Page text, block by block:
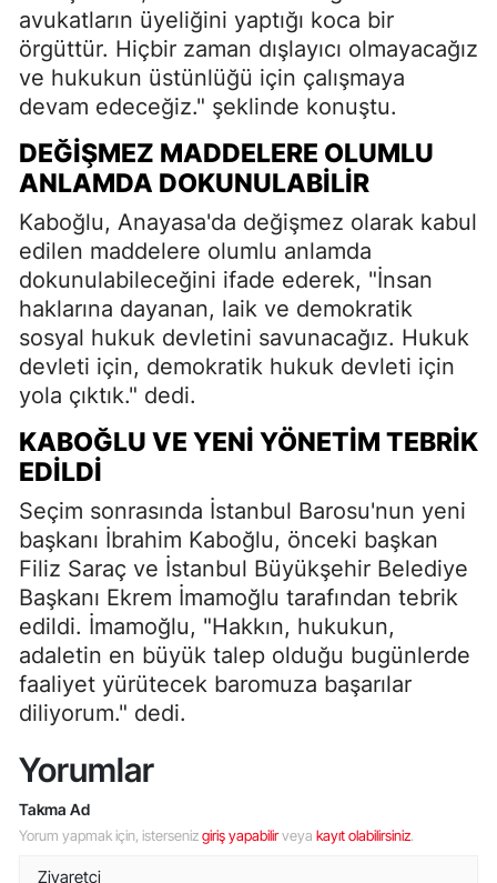
avukatların üyeliğini yaptığı koca bir
örgüttür. Hiçbir zaman dışlayıcı olmayacağız
ve hukukun üstünlüğü için çalışmaya
devam edeceğiz." şeklinde konuştu.
DEĞIŞMEZ MADDELERE OLUMLU
ANLAMDA DOKUNULABILIR
Kaboğlu, Anayasa'da değişmez olarak kabul
edilen maddelere olumlu anlamda
dokunulabileceğini ifade ederek, "İnsan
haklarına dayanan, laik ve demokratik
sosyal hukuk devletini savunacağız. Hukuk
devleti için, demokratik hukuk devleti için
yola çıktık." dedi.
KABOĞLU VE YENI YÖNETIM TEBRIK
EDILDI
Seçim sonrasında İstanbul Barosu'nun yeni
başkanı İbrahim Kaboğlu, önceki başkan
Filiz Saraç ve İstanbul Büyükşehir Belediye
Başkanı Ekrem İmamoğlu tarafından tebrik
edildi. İmamoğlu, "Hakkın, hukukun,
adaletin en büyük talep olduğu bugünlerde
faaliyet yürütecek baromuza başarılar
diliyorum." dedi.
Yorumlar
Takma Ad
Yorum yapmak için, istersenizgiriş yapabilirveya kayıt olabilirsiniz.